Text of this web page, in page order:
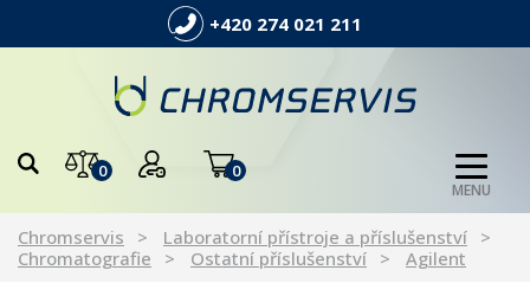
+420 274 021 211
0 0
MENU
Chromservis
Laboratorní přístroje a příslušenství
Chromatografie
Ostatní příslušenství Agilent